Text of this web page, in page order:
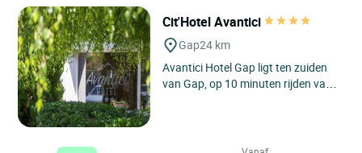
Cit'Hotel Avantici
Gap24 km
Avantici Hotel Gap ligt ten zuiden
van Gap, op 10 minuten rijden van